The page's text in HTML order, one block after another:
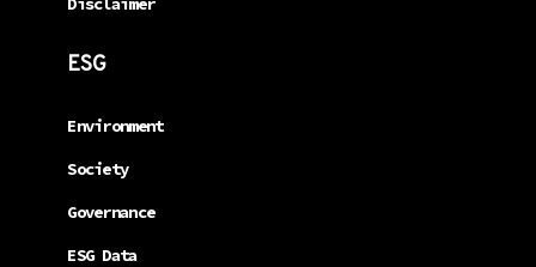
ESG
Environment
Society
Governance
ESG Data